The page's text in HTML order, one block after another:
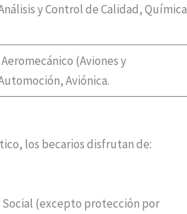
y Control de Calidad, Química
(Aviones y
Aviónica.
los becarios disfrutan de:
Social (excepto protección por